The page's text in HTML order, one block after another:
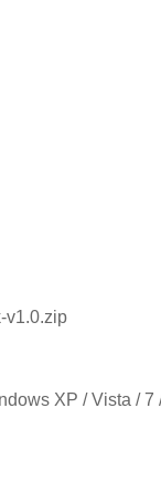
v1.0.zip
XP / Vista / 7